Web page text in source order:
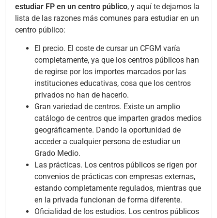
estudiar FP en un centro público, y aquí te dejamos la
lista de las razones más comunes para estudiar en un
centro público:
El precio. El coste de cursar un CFGM varía
completamente, ya que los centros públicos han
de regirse por los importes marcados por las
instituciones educativas, cosa que los centros
privados no han de hacerlo.
Gran variedad de centros. Existe un amplio
catálogo de centros que imparten grados medios
geográficamente. Dando la oportunidad de
acceder a cualquier persona de estudiar un
Grado Medio.
Las prácticas. Los centros públicos se rigen por
convenios de prácticas con empresas externas,
estando completamente regulados, mientras que
en la privada funcionan de forma diferente.
Oficialidad de los estudios. Los centros públicos